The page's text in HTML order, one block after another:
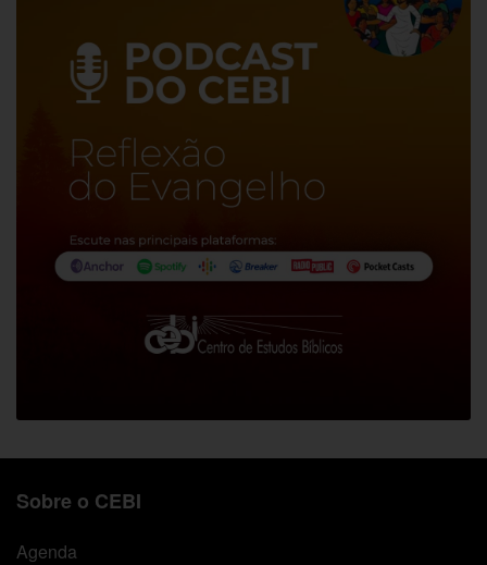
Sobre o CEBI
Agenda